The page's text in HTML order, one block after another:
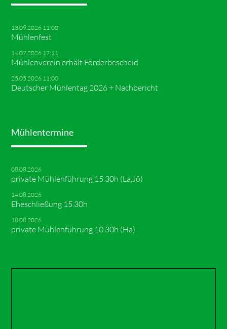
13.09.2026 11:00
Mühlenfest
14.07.2026 17:11
Mühlenverein erhält Förderbescheid
25.05.2026 11:00
Deutscher Mühlentag 2026 + Nachbericht
Mühlentermine
08.08.2026
private Mühlenführung 15.30h (La,Jö)
14.08.2026
Eheschließung 15.30h
18.08.2026
private Mühlenführung 10.30h (Ha)